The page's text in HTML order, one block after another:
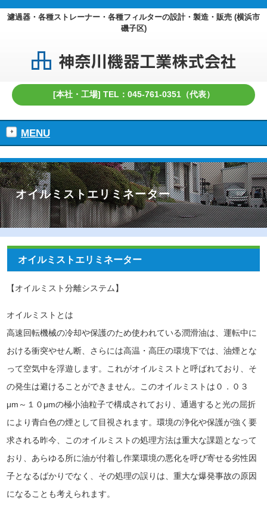
濾過器・各種ストレーナー・各種フィルターの設計・製造・販売 (横浜市
磯子区)
[本社・工場] TEL：045-761-0351（代表）
MENU
オイルミストエリミネーター
オイルミストエリミネーター
【オイルミスト分離システム】
オイルミストとは
高速回転機械の冷却や保護のため使われている潤滑油は、運転中に
おける衝突やせん断、さらには高温・高圧の環境下では、油煙とな
って空気中を浮遊します。これがオイルミストと呼ばれており、そ
の発生は避けることができません。このオイルミストは０．０３
μm～１０μmの極小油粒子で構成されており、通過すると光の屈折
により青白色の煙として目視されます。環境の浄化や保護が強く要
求される昨今、このオイルミストの処理方法は重大な課題となって
おり、あらゆる所に油が付着し作業環境の悪化を呼び寄せる劣性因
子となるばかりでなく、その処理の誤りは、重大な爆発事故の原因
になることも考えられます。